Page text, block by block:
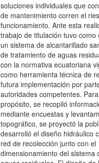
soluciones individuales que
de mantenimiento corren el
funcionamiento. Ante esta
trabajo de titulación tuvo como
un sistema de alcantarillado
de tratamiento de aguas
con la normativa ecuatoriana
como herramienta técnica de
futura implementación por
autoridades competentes.
propósito, se recopiló
mediante encuestas y
topográfico, se proyectó la
desarrolló el diseño hidráulico
red de recolección junto con el
dimensionamiento del sistema